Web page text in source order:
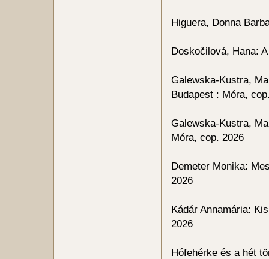
Higuera, Donna
Doskočilová, Hana:
Galewska-Kustra,
Budapest : Móra,
Galewska-Kustra,
Móra, cop. 2026
Demeter Monika:
2026
Kádár Annamária:
2026
Hófehérke és a hét